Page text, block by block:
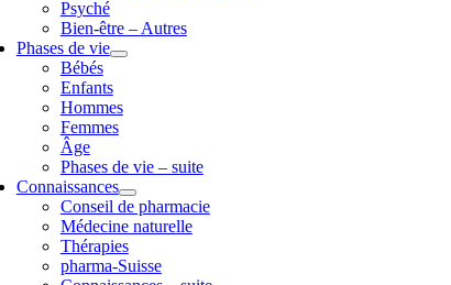
Psyché
Bien-être – Autres
Phases de vie
Bébés
Enfants
Hommes
Femmes
Âge
Phases de vie – suite
Connaissances
Conseil de pharmacie
Médecine naturelle
Thérapies
pharma-Suisse